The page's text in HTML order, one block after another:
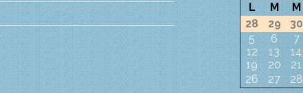
L
M M
28
29 30
5
6 7
12
13 14
19
20 21
26
27 28